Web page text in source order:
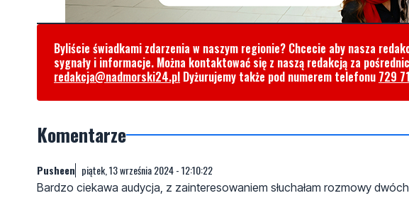
Byliście świadkami zdarzenia w naszym regionie? Chcecie aby nasza
sygnały i informacje. Można kontaktować się z naszą redakcją za
redakcja@nadmorski24.pl Dyżurujemy także pod numerem telefonu 729
Komentarze
Pusheen piątek, 13 września 2024 - 12:10:22
Bardzo ciekawa audycja, z zainteresowaniem słuchałam rozmowy